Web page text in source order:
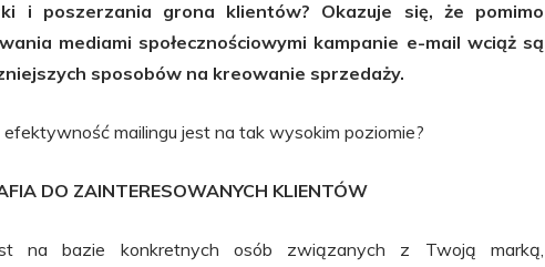
i poszerzania grona klientów? Okazuje się, że pomimo
mediami społecznościowymi kampanie e-mail wciąż są
sposobów na kreowanie sprzedaży.
mailingu jest na tak wysokim poziomie?
DO ZAINTERESOWANYCH KLIENTÓW
na bazie konkretnych osób związanych z Twoją marką,